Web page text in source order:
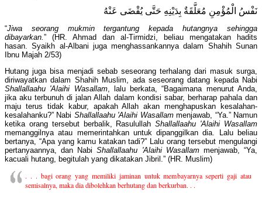
نَفْسُ الْمُؤْمِنِ مُعَلَّقَةٌ بِدَيْنِهِ حَتَّى يُقْضَى عَنْهُ
“Jiwa seorang mukmin tergantung kepada hutangnya sehingga
dibayarkan.” (HR. Ahmad dan al-Tirmidzi, beliau mengatakan hadits
hasan. Syaikh al-Albani juga menghassankannya dalam Shahih Sunan
Ibnu Majah 2/53)
Hutang juga bisa menjadi sebab seseorang terhalang dari masuk surga,
diriwayatkan dalam Shahih Muslim, ada seseorang datang kepada Nabi
Shallallaahu 'Alaihi Wasallam, lalu berkata, “Bagaimana menurut Anda,
jika aku terbunuh di jalan Allah dalam kondisi sabar, berharap pahala dan
maju terus tidak kabur, apakah Allah akan menghapuskan kesalahan-
kesalahanku?” Nabi Shallallaahu 'Alaihi Wasallammenjawab, “Ya.” Namun
ketika orang tersebut berbalik, RasulullahShallallaahu 'Alaihi Wasallam
memanggilnya atau memerintahkan untuk dipanggilkan dia. Lalu beliau
bertanya, “Apa yang kamu katakan tadi?” Lalu orang tersebut mengulangi
pertanyaannya, dan NabiShallallaahu 'Alaihi Wasallammenjawab, “Ya,
kacuali hutang, begitulah yang dikatakan Jibril.” (HR. Muslim)
. . . bagi orang yang memiliki jaminan untuk membayarnya seperti gaji atau
semisalnya, maka dia dibolehkan berhutang dan berkurban. . .